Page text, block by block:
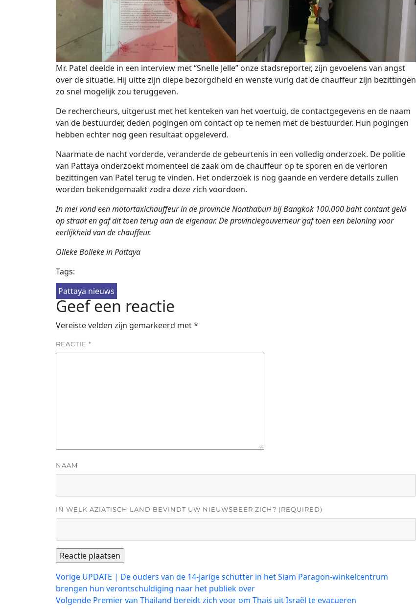
Mr. Patel deelde in een interview met “Snelle Jelle” onze stadsreporter, zijn gevoelens van angst
over de situatie. Hij uitte zijn diepe bezorgdheid en wenste vurig dat de chauffeur zijn bezittingen
zo snel mogelijk zou teruggeven.
De rechercheurs, uitgerust met het kenteken van het voertuig, de contactgegevens en de naam
van de bestuurder, deden pogingen om contact op te nemen met de bestuurder. Hun pogingen
hebben echter nog geen resultaat opgeleverd.
Naarmate de nacht vorderde, veranderde de gebeurtenis in een volledig onderzoek. De politie
van Pattaya onderzoekt momenteel de zaak om de chauffeur op te sporen en de verloren
bezittingen van Patel terug te vinden. Het onderzoek is nog gaande en verdere details zullen
worden bekendgemaakt zodra deze zich voordoen.
In mei vond een motortaxichauffeur in de provincie Nonthaburi bij Bangkok 100.000 baht contant geld
op straat en gaf dit toen terug aan de eigenaar. De provinciegouverneur gaf toen een beloning voor
eerlijkheid van de chauffeur.
Olleke Bolleke in Pattaya
Tags:
Pattaya nieuws
Geef een reactie
Vereiste velden zijn gemarkeerd met*
REACTIE *
NAAM
IN WELK AZIATISCH LAND BEVINDT UW NIEUWSBEER ZICH? (REQUIRED)
Bericht
navigatie
Vorige Vorig
bericht:
UPDATE | De ouders van de 14-jarige schutter in het Siam Paragon-winkelcentrum
brengen hun verontschuldiging naar het publiek over
Volgende Volgend
Premier van Thailand bereidt zich voor om Thais uit Israël te evacueren